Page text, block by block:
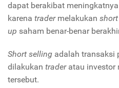
dapat berakibat
karena trader melakukan
up saham benar-benar
Short selling adalah transaksi
dilakukan trader atau
tersebut.